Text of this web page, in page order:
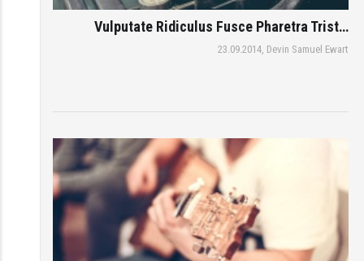
Vulputate Ridiculus Fusce Pharetra Trist…
23.09.2014, Devin Samuel Ewart